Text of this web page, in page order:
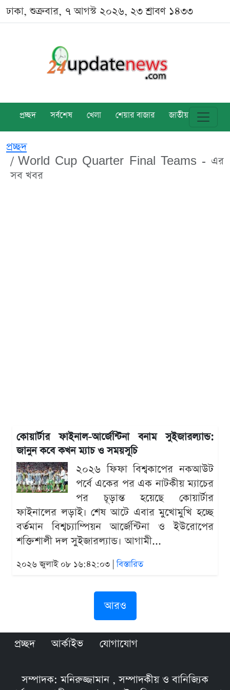
ঢাকা, শুক্রবার, ৭ আগস্ট ২০২৬, ২৩ শ্রাবণ ১৪৩৩
প্রচ্ছদ সর্বশেষ খেলা শেয়ার বাজার জাতীয় বিশ্ব
প্রচ্ছদ
World Cup Quarter Final Teams - এর
সব খবর
কোয়ার্টার ফাইনাল-আর্জেন্টিনা বনাম সুইজারল্যান্ড:
জানুন কবে কখন ম্যাচ ও সময়সূচি
২০২৬ ফিফা বিশ্বকাপের নকআউট
পর্বে একের পর এক নাটকীয় ম্যাচের
পর চূড়ান্ত হয়েছে কোয়ার্টার
ফাইনালের লড়াই। শেষ আটে এবার মুখোমুখি হচ্ছে
বর্তমান বিশ্বচ্যাম্পিয়ন আর্জেন্টিনা ও ইউরোপের
শক্তিশালী দল সুইজারল্যান্ড। আগামী...
২০২৬ জুলাই ০৮ ১৬:৪২:০৩ |বিস্তারিত
আরও
প্রচ্ছদ আর্কাইভ যোগাযোগ
সম্পাদক: মনিরুজ্জামান , সম্পাদকীয় ও বানিজ্যিক